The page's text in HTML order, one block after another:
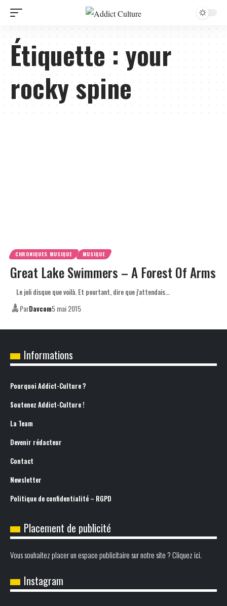
Étiquette :your
rocky spine
CHRONIQUES MUSIQUE MUSIQUE
Great Lake Swimmers – A Forest Of Arms
Le joli disque que voilà. Et pourtant, dire que j'attendais…
ParDavcom5 mai 2015
Informations
Pourquoi Addict-Culture ?
Soutenez Addict-Culture !
La Team
Devenir rédacteur
Contact
Newsletter
Politique de confidentialité – RGPD
Placement de publicité
Vous souhaitez placer un espace publicitaire sur notre site ? Cliquez ici.
Instagram